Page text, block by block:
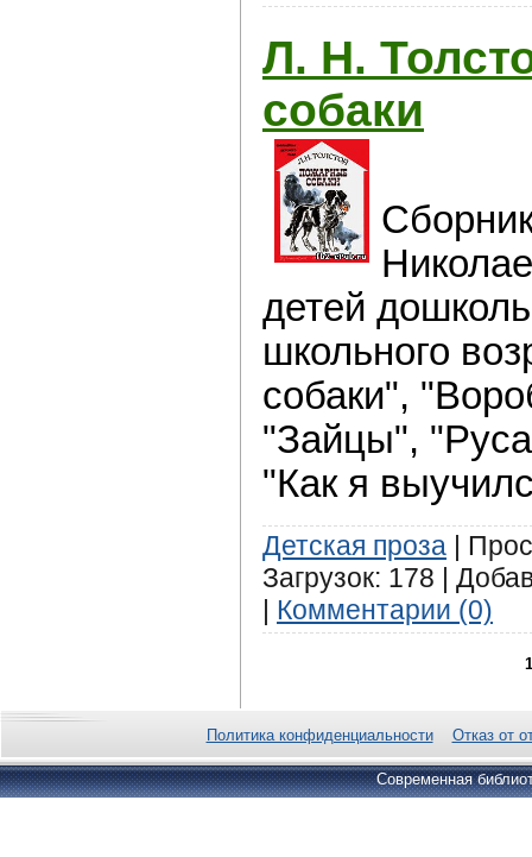
Л. Н.
собаки
детей
школьного
собаки",
"Зайцы",
"Как я
Детская проза |
Загрузок: 178 |
| Комментарии (0)
Политика конфиденциальности Отказ от
Современная